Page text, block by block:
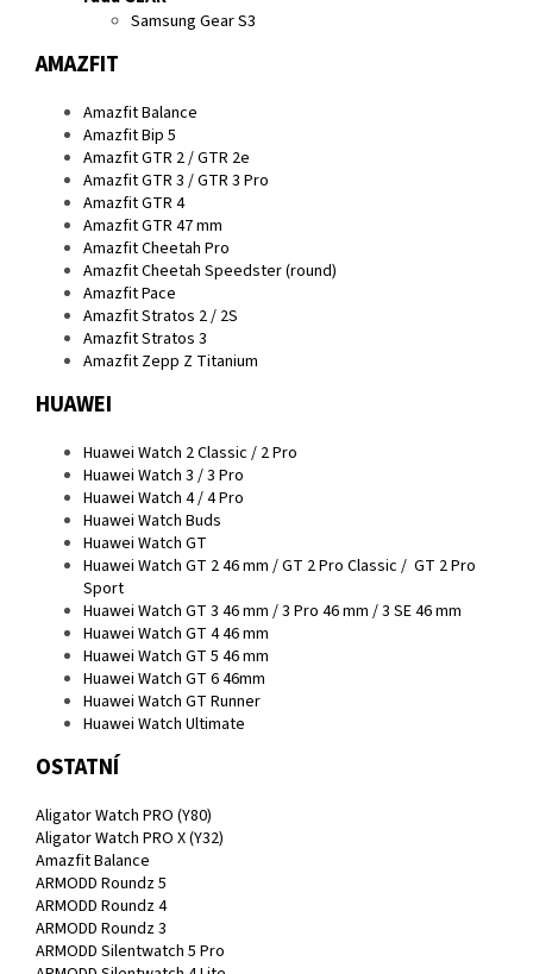
Samsung Gear S3
AMAZFIT
Amazfit Balance
Amazfit Bip 5
Amazfit GTR 2 / GTR 2e
Amazfit GTR 3 / GTR 3 Pro
Amazfit GTR 4
Amazfit GTR 47 mm
Amazfit Cheetah Pro
Amazfit Cheetah Speedster (round)
Amazfit Pace
Amazfit Stratos 2 / 2S
Amazfit Stratos 3
Amazfit Zepp Z Titanium
HUAWEI
Huawei Watch 2 Classic / 2 Pro
Huawei Watch 3 / 3 Pro
Huawei Watch 4 / 4 Pro
Huawei Watch Buds
Huawei Watch GT
Huawei Watch GT 2 46 mm / GT 2 Pro Classic / GT 2 Pro
Sport
Huawei Watch GT 3 46 mm / 3 Pro 46 mm / 3 SE 46 mm
Huawei Watch GT 4 46 mm
Huawei Watch GT 5 46 mm
Huawei Watch GT 6 46mm
Huawei Watch GT Runner
Huawei Watch Ultimate
OSTATNÍ
Aligator Watch PRO (Y80)
Aligator Watch PRO X (Y32)
Amazfit Balance
ARMODD Roundz 5
ARMODD Roundz 4
ARMODD Roundz 3
ARMODD Silentwatch 5 Pro